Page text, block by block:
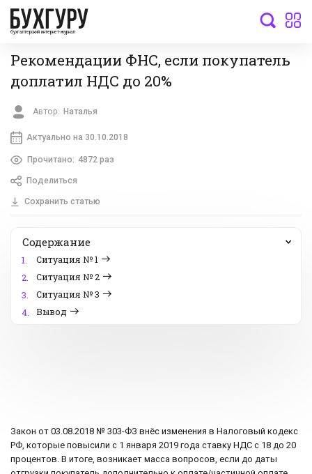
бухгалтерский интернет-журнал
Рекомендации ФНС, если покупатель
доплатил НДС до 20%
Автор: Наталья
Актуально на 30.10.2018
Прочитано: 4872 раз
Поделиться
Сохранить статью
Содержание
1.
Ситуация № 1
2.
Ситуация № 2
3.
Ситуация № 3
4.
Вывод
Закон от 03.08.2018 № 303-ФЗ внёс изменения в Налоговый кодекс
РФ, которые повысили с 1 января 2019 года ставку НДС с 18 до 20
процентов. В итоге, возникает масса вопросов, если до даты